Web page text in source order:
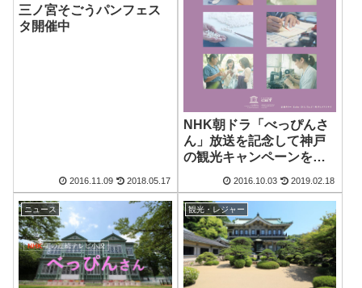
三ノ宮そごうパンフェス
タ開催中
2016.11.09 2018.05.17
NHK朝ドラ「べっぴんさ
ん」放送を記念して神戸
の観光キャンペーンを実
2016.10.03 2019.02.18
ニュース 観光・レジャー